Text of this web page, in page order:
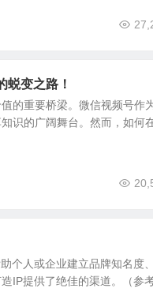
蜕变之路！
的重要桥梁。微信视频号作
识的广阔舞台。然而，如何
个人或企业建立品牌知名度
IP提供了绝佳的渠道。（参考